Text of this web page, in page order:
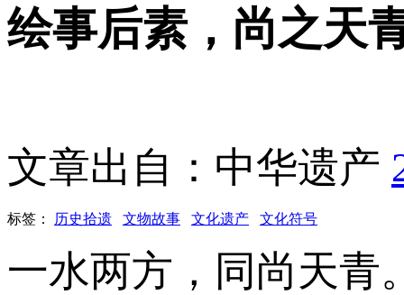
绘事后素，尚之天
文章出自：中华遗产
标签： 历史拾遗 文物故事 文化遗产 文化符号
一水两方，同尚天青